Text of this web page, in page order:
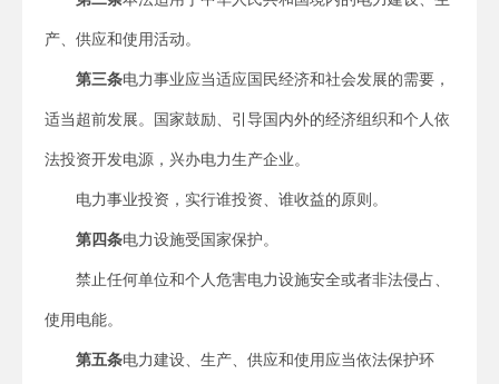
产、供应和使用活动。
第三条电力事业应当适应国民经济和社会发展的需要，
适当超前发展。国家鼓励、引导国内外的经济组织和个人依
法投资开发电源，兴办电力生产企业。
电力事业投资，实行谁投资、谁收益的原则。
第四条电力设施受国家保护。
禁止任何单位和个人危害电力设施安全或者非法侵占、
使用电能。
第五条电力建设、生产、供应和使用应当依法保护环